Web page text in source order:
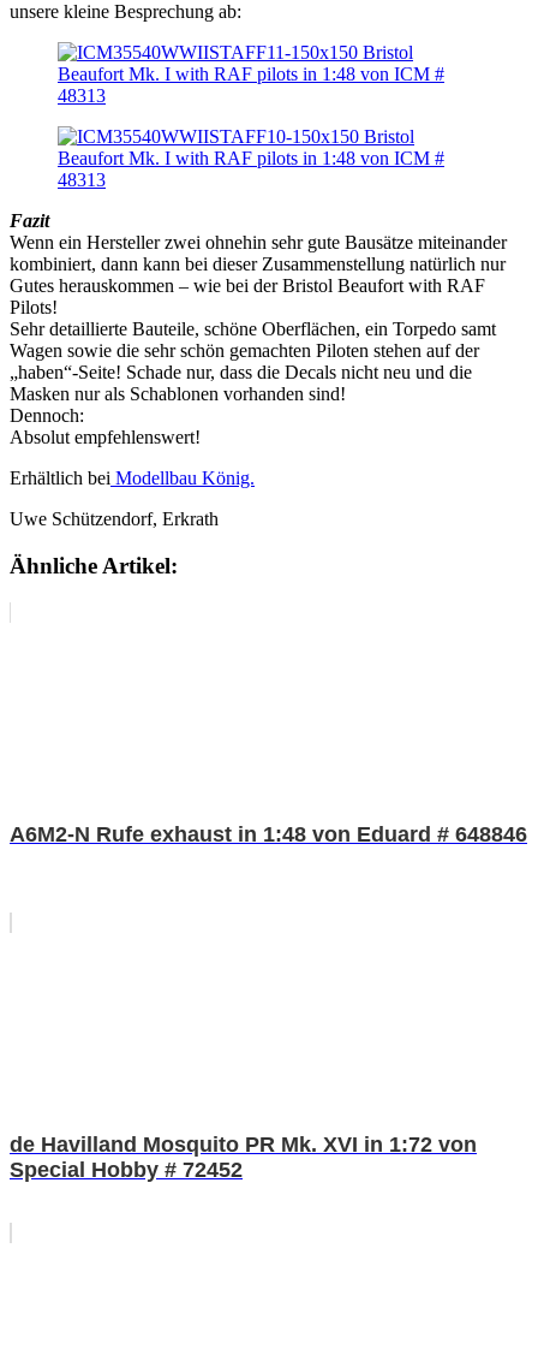
unsere kleine Besprechung ab:
Fazit
Wenn ein Hersteller zwei ohnehin sehr gute Bausätze miteinander
kombiniert, dann kann bei dieser Zusammenstellung natürlich nur
Gutes herauskommen – wie bei der Bristol Beaufort with RAF
Pilots!
Sehr detaillierte Bauteile, schöne Oberflächen, ein Torpedo samt
Wagen sowie die sehr schön gemachten Piloten stehen auf der
„haben“-Seite! Schade nur, dass die Decals nicht neu und die
Masken nur als Schablonen vorhanden sind!
Dennoch:
Absolut empfehlenswert!
Erhältlich bei Modellbau König.
Uwe Schützendorf, Erkrath
Ähnliche Artikel:
A6M2-N Rufe exhaust in 1:48 von Eduard # 648846
de Havilland Mosquito PR Mk. XVI in 1:72 von
Special Hobby # 72452